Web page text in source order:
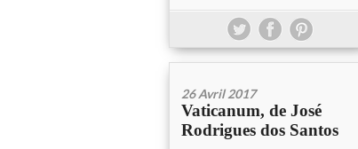
26 Avril 2017
Vaticanum, de José
Rodrigues dos Santos